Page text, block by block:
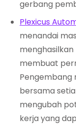
gerbang
Plexicus
menandai
membuat
Pengembang
bersama
mengubah
kerja yang